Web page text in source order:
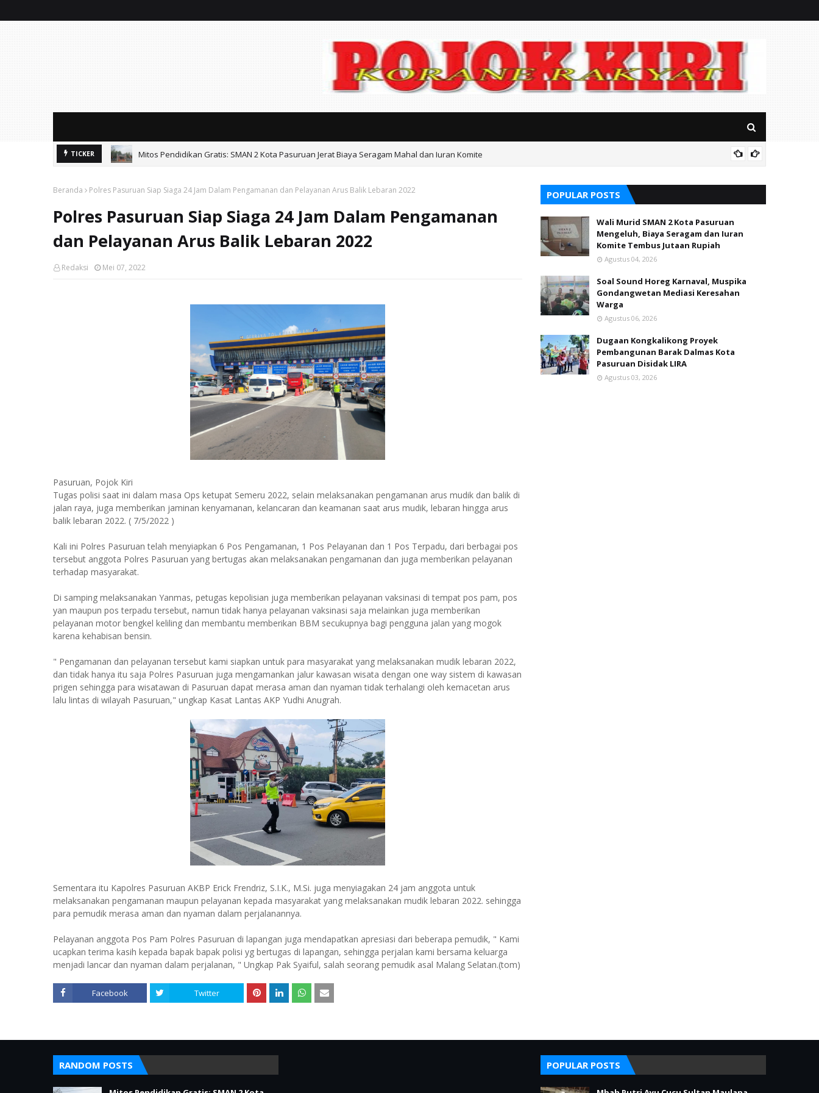
TICKER Mitos Pendidikan Gratis: SMAN 2 Kota Pasuruan Jerat Biaya Seragam Mahal dan Iuran Komite
Beranda Polres Pasuruan Siap Siaga 24 Jam Dalam Pengamanan dan Pelayanan Arus Balik Lebaran 2022
Polres Pasuruan Siap Siaga 24 Jam Dalam Pengamanan
dan Pelayanan Arus Balik Lebaran 2022
Redaksi Mei 07, 2022
Pasuruan, Pojok Kiri
Tugas polisi saat ini dalam masa Ops ketupat Semeru 2022, selain melaksanakan pengamanan arus mudik dan balik di
jalan raya, juga memberikan jaminan kenyamanan, kelancaran dan keamanan saat arus mudik, lebaran hingga arus
balik lebaran 2022. ( 7/5/2022 )
Kali ini Polres Pasuruan telah menyiapkan 6 Pos Pengamanan, 1 Pos Pelayanan dan 1 Pos Terpadu, dari berbagai pos
tersebut anggota Polres Pasuruan yang bertugas akan melaksanakan pengamanan dan juga memberikan pelayanan
terhadap masyarakat.
Di samping melaksanakan Yanmas, petugas kepolisian juga memberikan pelayanan vaksinasi di tempat pos pam, pos
yan maupun pos terpadu tersebut, namun tidak hanya pelayanan vaksinasi saja melainkan juga memberikan
pelayanan motor bengkel keliling dan membantu memberikan BBM secukupnya bagi pengguna jalan yang mogok
karena kehabisan bensin.
" Pengamanan dan pelayanan tersebut kami siapkan untuk para masyarakat yang melaksanakan mudik lebaran 2022,
dan tidak hanya itu saja Polres Pasuruan juga mengamankan jalur kawasan wisata dengan one way sistem di kawasan
prigen sehingga para wisatawan di Pasuruan dapat merasa aman dan nyaman tidak terhalangi oleh kemacetan arus
lalu lintas di wilayah Pasuruan," ungkap Kasat Lantas AKP Yudhi Anugrah.
Sementara itu Kapolres Pasuruan AKBP Erick Frendriz, S.I.K., M.Si. juga menyiagakan 24 jam anggota untuk
melaksanakan pengamanan maupun pelayanan kepada masyarakat yang melaksanakan mudik lebaran 2022. sehingga
para pemudik merasa aman dan nyaman dalam perjalanannya.
Pelayanan anggota Pos Pam Polres Pasuruan di lapangan juga mendapatkan apresiasi dari beberapa pemudik, " Kami
ucapkan terima kasih kepada bapak bapak polisi yg bertugas di lapangan, sehingga perjalan kami bersama keluarga
menjadi lancar dan nyaman dalam perjalanan, " Ungkap Pak Syaiful, salah seorang pemudik asal Malang Selatan.(tom)
Facebook Twitter
POPULAR POSTS
Wali Murid SMAN 2 Kota Pasuruan
Mengeluh, Biaya Seragam dan Iuran
Komite Tembus Jutaan Rupiah
Agustus 04, 2026
Soal Sound Horeg Karnaval, Muspika
Gondangwetan Mediasi Keresahan
Warga
Agustus 06, 2026
Dugaan Kongkalikong Proyek
Pembangunan Barak Dalmas Kota
Pasuruan Disidak LIRA
Agustus 03, 2026
RANDOM POSTS POPULAR POSTS